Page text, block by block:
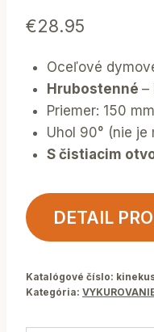
€28.95
Oceľové
Hrubostenné –
Priemer: 150 mm
Uhol 90° (nie je
S čistiacim
DETAIL
Katalógové číslo:
Kategória: